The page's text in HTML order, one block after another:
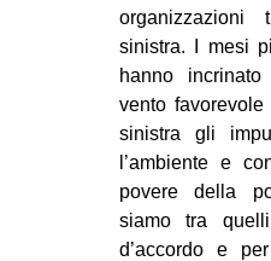
organizzazioni
sinistra. I mesi
hanno
vento
sinistra gli
l’ambiente e
povere della
siamo tra
d’accordo e